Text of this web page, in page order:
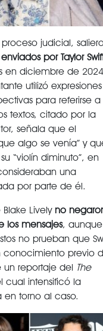
judicial,
por Taylor
en diciembre de
utilizó expresiones
para referirse a
textos, citado por la
señala que el
algo se venía” y
“violín diminuto”, en
una
por parte de él.
Lively no
los mensajes, aunque
no prueban que
conocimiento previo
reportaje del The
cual intensificó la
torno al caso.